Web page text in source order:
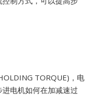
TORQUE)，电
进电机如何在加减速过